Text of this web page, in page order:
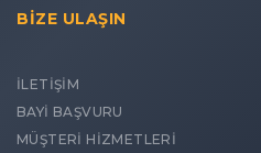
BİZE ULAŞIN
İLETİŞİM
BAYİ BAŞVURU
MÜŞTERİ HİZMETLERİ